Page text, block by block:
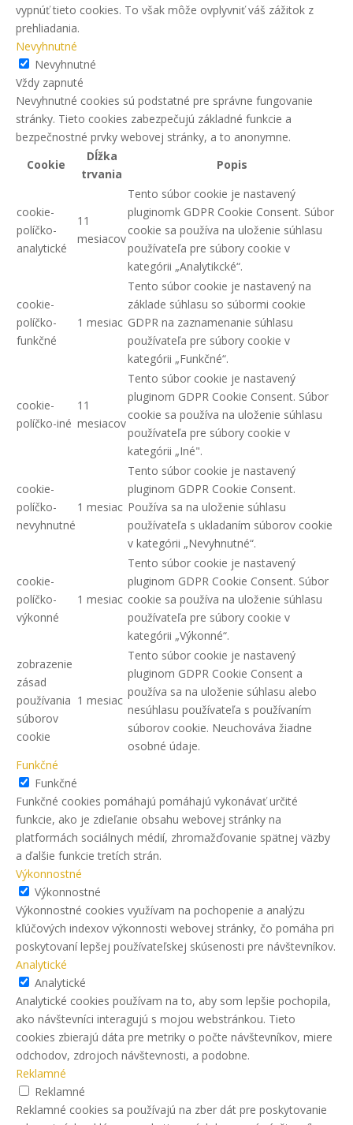
vypnúť tieto cookies. To však môže ovplyvniť váš zážitok z
prehliadania.
Nevyhnutné
Nevyhnutné
Vždy zapnuté
Nevyhnutné cookies sú podstatné pre správne fungovanie
stránky. Tieto cookies zabezpečujú základné funkcie a
bezpečnostné prvky webovej stránky, a to anonymne.
Cookie
Dĺžka
trvania
Popis
cookie-
políčko-
analytické
11
mesiacov
Tento súbor cookie je nastavený
pluginomk GDPR Cookie Consent. Súbor
cookie sa používa na uloženie súhlasu
používateľa pre súbory cookie v
kategórii „Analytikcké“.
cookie-
políčko-
funkčné
1 mesiac
Tento súbor cookie je nastavený na
základe súhlasu so súbormi cookie
GDPR na zaznamenanie súhlasu
používateľa pre súbory cookie v
kategórii „Funkčné“.
cookie-
políčko-iné
11
mesiacov
Tento súbor cookie je nastavený
pluginom GDPR Cookie Consent. Súbor
cookie sa používa na uloženie súhlasu
používateľa pre súbory cookie v
kategórii „Iné".
cookie-
políčko-
nevyhnutné
1 mesiac
Tento súbor cookie je nastavený
pluginom GDPR Cookie Consent.
Používa sa na uloženie súhlasu
používateľa s ukladaním súborov cookie
v kategórii „Nevyhnutné“.
cookie-
políčko-
výkonné
1 mesiac
Tento súbor cookie je nastavený
pluginom GDPR Cookie Consent. Súbor
cookie sa používa na uloženie súhlasu
používateľa pre súbory cookie v
kategórii „Výkonné“.
zobrazenie
zásad
používania
súborov
cookie
1 mesiac
Tento súbor cookie je nastavený
pluginom GDPR Cookie Consent a
používa sa na uloženie súhlasu alebo
nesúhlasu používateľa s používaním
súborov cookie. Neuchováva žiadne
osobné údaje.
Funkčné
Funkčné
Funkčné cookies pomáhajú pomáhajú vykonávať určité
funkcie, ako je zdieľanie obsahu webovej stránky na
platformách sociálnych médií, zhromažďovanie spätnej väzby
a ďalšie funkcie tretích strán.
Výkonnostné
Výkonnostné
Výkonnostné cookies využívam na pochopenie a analýzu
kľúčových indexov výkonnosti webovej stránky, čo pomáha pri
poskytovaní lepšej používateľskej skúsenosti pre návštevníkov.
Analytické
Analytické
Analytické cookies používam na to, aby som lepšie pochopila,
ako návštevníci interagujú s mojou webstránkou. Tieto
cookies zbierajú dáta pre metriky o počte návštevníkov, miere
odchodov, zdrojoch návštevnosti, a podobne.
Reklamné
Reklamné
Reklamné cookies sa používajú na zber dát pre poskytovanie